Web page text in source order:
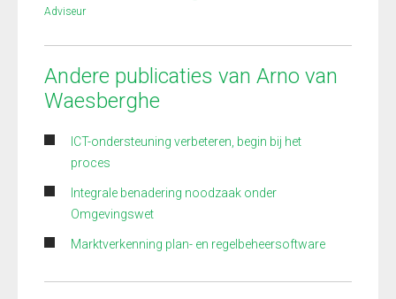
Adviseur
Andere publicaties van Arno van
Waesberghe
ICT-ondersteuning verbeteren, begin bij het
proces
Integrale benadering noodzaak onder
Omgevingswet
Marktverkenning plan- en regelbeheersoftware